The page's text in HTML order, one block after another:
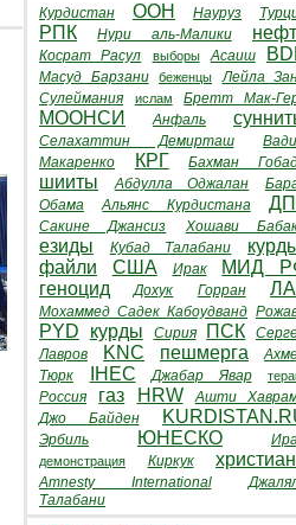
Курдистан ООН Науруз
РПК Нури аль-Малики
Косрат Расул выборы Асаиш
Масуд Барзани беженцы
Лейла
Сулеймания
ислам Бретт Мак-
МООНСИ Анфаль
Селахаттин Демирташ
Макаренко
КРГ Бахман
шииты Абдулла Оджалан
Обама
Альянс Курдистана
Сакине Джансиз Хошави
езиды Кубад Талабани
файли
США Ирак
МИД
геноцид
Дохук Горран
Мохаммед Садек Кабоудванд
PYD курды Сирия ПСК
Лавров
KNC пешмерга
Тюрк
IHEC Джабар Явар
Россия газ HRW
Ашти
Джо Байден
Эрбиль ЮНЕСКО
демонстрация Киркук
Amnesty International
Талабани